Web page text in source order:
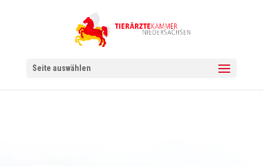
Seite auswählen